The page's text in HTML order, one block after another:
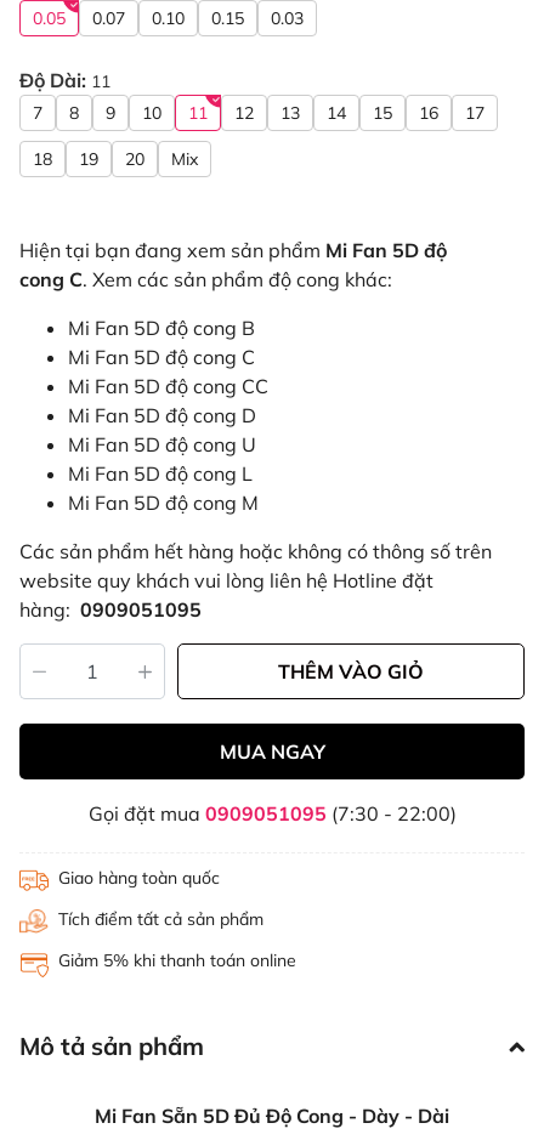
0.05
0.07 0.10 0.15 0.03
Độ Dài: 11
7
8 9 10 11 12 13 14 15 16 17
18 19 20 Mix
Hiện tại bạn đang xem sản phẩm Mi Fan 5D độ
cong C. Xem các sản phẩm độ cong khác:
Mi Fan 5D độ cong B
Mi Fan 5D độ cong C
Mi Fan 5D độ cong CC
Mi Fan 5D độ cong D
Mi Fan 5D độ cong U
Mi Fan 5D độ cong L
Mi Fan 5D độ cong M
Các sản phẩm hết hàng hoặc không có thông số trên
website quy khách vui lòng liên hệ Hotline đặt
hàng: 0909051095
THÊM VÀO GIỎ
MUA NGAY
Gọi đặt mua 0909051095 (7:30 - 22:00)
Giao hàng toàn quốc
Tích điểm tất cả sản phẩm
Giảm 5% khi thanh toán online
Mô tả sản phẩm
Mi Fan Sẵn 5D Đủ Độ Cong - Dày - Dài